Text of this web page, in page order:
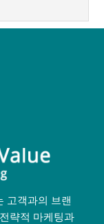
고객과의 브랜
략적 마케팅과